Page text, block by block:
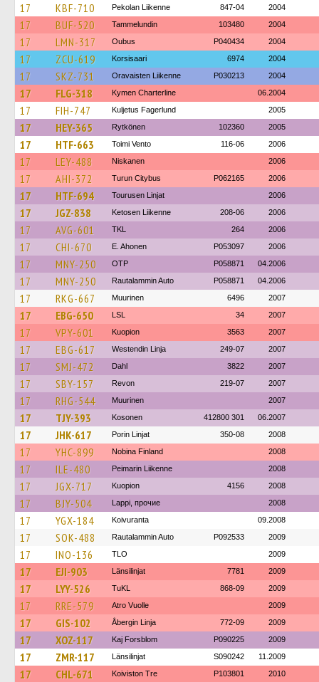
17 KBF-710 Pekolan Liikenne 847-04 2004
17 BUF-520 Tammelundin 103480 2004
17 LMN-317 Oubus P040434 2004
17 ZCU-619 Korsisaari 6974 2004
17 SKZ-731 Oravaisten Liikenne P030213 2004
17 FLG-318 Kymen Charterline 06.2004
17 FIH-747 Kuljetus Fagerlund 2005
17 HEY-365 Rytkönen 102360 2005
17 HTF-663 Toimi Vento 116-06 2006
17 LEY-488 Niskanen 2006
17 AHI-372 Turun Citybus P062165 2006
17 HTF-694 Tourusen Linjat 2006
17 JGZ-838 Ketosen Liikenne 208-06 2006
17 AVG-601 TKL 264 2006
17 CHI-670 E. Ahonen P053097 2006
17 MNY-250 OTP P058871 04.2006
17 MNY-250 Rautalammin Auto P058871 04.2006
17 RKG-667 Muurinen 6496 2007
17 EBG-650 LSL 34 2007
17 VPY-601 Kuopion 3563 2007
17 EBG-617 Westendin Linja 249-07 2007
17 SMJ-472 Dahl 3822 2007
17 SBY-157 Revon 219-07 2007
17 RHG-544 Muurinen 2007
17 TJY-393 Kosonen 412800 301 06.2007
17 JHK-617 Porin Linjat 350-08 2008
17 YHC-899 Nobina Finland 2008
17 ILE-480 Peimarin Liikenne 2008
17 JGX-717 Kuopion 4156 2008
17 BJY-504 Lappi, прочие 2008
17 YGX-184 Koivuranta 09.2008
17 SOK-488 Rautalammin Auto P092533 2009
17 INO-136 TLO 2009
17 EJI-903 Länsilinjat 7781 2009
17 LYY-526 TuKL 868-09 2009
17 RRE-579 Atro Vuolle 2009
17 GIS-102 Åbergin Linja 772-09 2009
17 XOZ-117 Kaj Forsblom P090225 2009
17 ZMR-117 Länsilinjat S090242 11.2009
17 CHL-671 Koiviston Tre P103801 2010